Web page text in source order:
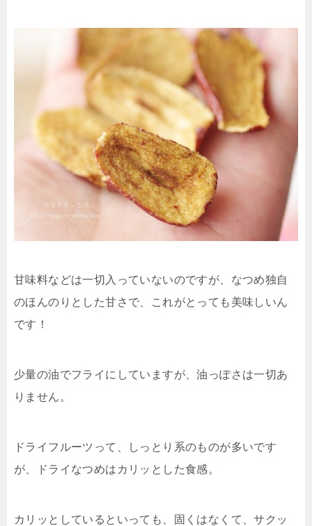
甘味料などは一切入っていないのですが、なつめ独自
のほんのりとした甘さで、これがとっても美味しいん
です！
少量の油でフライにしていますが、油っぽさは一切あ
りません。
ドライフルーツって、しっとり系のものが多いです
が、ドライなつめはカリッとした食感。
カリッとしているといっても、固くはなくて、サクッ